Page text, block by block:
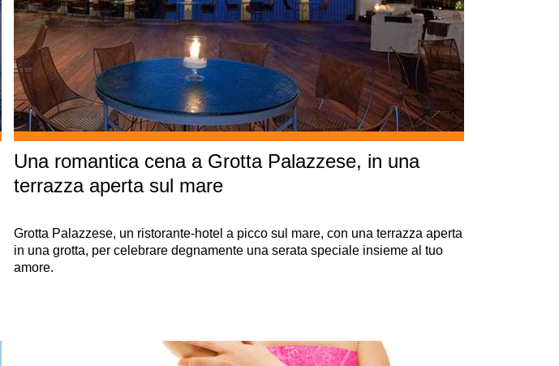
Una romantica cena a Grotta Palazzese, in una
terrazza aperta sul mare
Grotta Palazzese, un ristorante-hotel a picco sul mare, con una terrazza aperta
in una grotta, per celebrare degnamente una serata speciale insieme al tuo
amore.